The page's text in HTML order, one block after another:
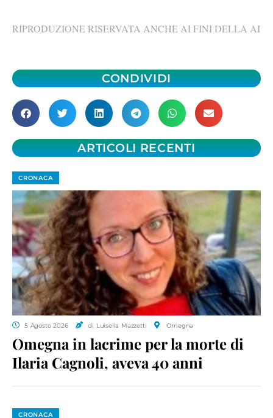
RIPRODUZIONE RISERVATA ANCHE AI FINI DELLA AI
CONDIVIDI
ARTICOLI RECENTI
CRONACA
5 Agosto 2026 di Luisella Mazzetti Omegna
Omegna in lacrime per la morte di
Ilaria Cagnoli, aveva 40 anni
CRONACA